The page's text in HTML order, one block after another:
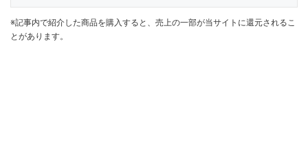
※記事内で紹介した商品を購入すると、売上の一部が当サイトに還元されるこ
とがあります。